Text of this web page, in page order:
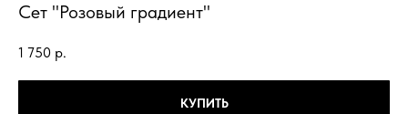
Сет "Розовый градиент"
1 750 р.
КУПИТЬ